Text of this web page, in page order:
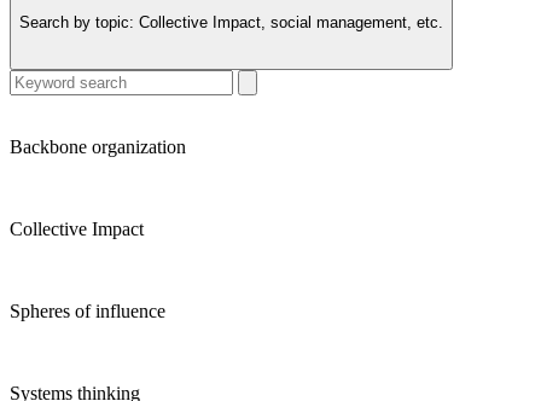
Search by topic: Collective Impact, social management, etc.
Backbone organization
Collective Impact
Spheres of influence
Systems thinking